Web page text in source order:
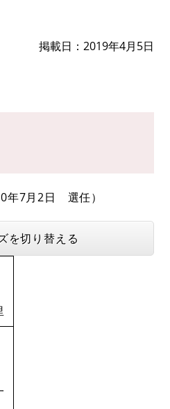
掲載日 2019年4月5日
7月2日 選任）
を切り替える